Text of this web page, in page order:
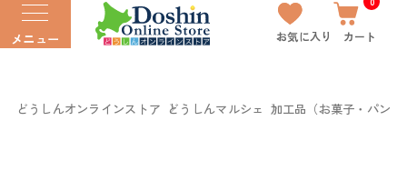
メニュー お気に入り カート
どうしんオンラインストア どうしんマルシェ 加工品（お菓子・パン以